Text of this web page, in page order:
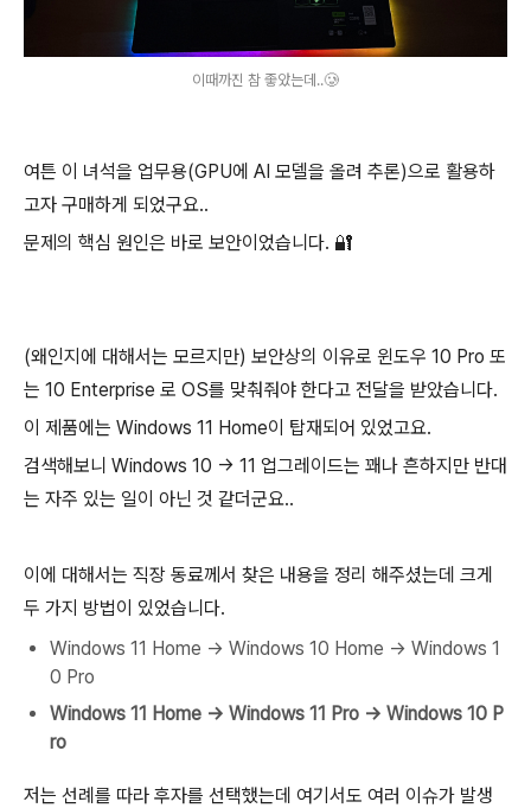
이때까진 참 좋았는데..🥲
여튼 이 녀석을 업무용(GPU에 AI 모델을 올려 추론)으로 활용하
고자 구매하게 되었구요..
문제의 핵심 원인은 바로 보안이었습니다. 🔐
(왜인지에 대해서는 모르지만) 보안상의 이유로 윈도우 10 Pro 또
는 10 Enterprise 로 OS를 맞춰줘야 한다고 전달을 받았습니다.
이 제품에는 Windows 11 Home이 탑재되어 있었고요.
검색해보니 Windows 10 → 11 업그레이드는 꽤나 흔하지만 반대
는 자주 있는 일이 아닌 것 같더군요..
이에 대해서는 직장 동료께서 찾은 내용을 정리 해주셨는데 크게
두 가지 방법이 있었습니다.
Windows 11 Home → Windows 10 Home → Windows 1
0 Pro
Windows 11 Home → Windows 11 Pro → Windows 10 P
ro
저는 선례를 따라 후자를 선택했는데 여기서도 여러 이슈가 발생